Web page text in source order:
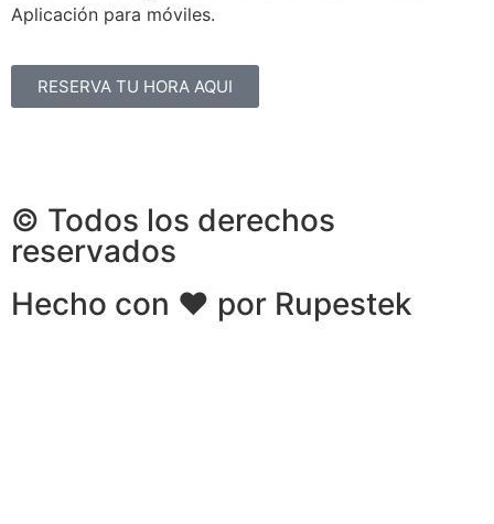
Aplicación para móviles.
RESERVA TU HORA AQUI
© Todos los derechos
reservados
Hecho con ❤ por Rupestek